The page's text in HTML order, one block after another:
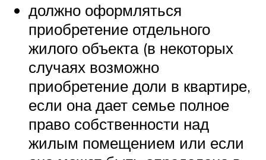
должно оформляться
приобретение отдельного
жилого объекта (в некоторых
случаях возможно
приобретение доли в квартире,
если она дает семье полное
право собственности над
жилым помещением или если